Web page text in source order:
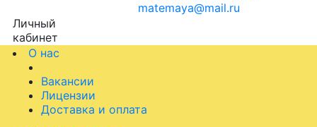
matemaya@mail.ru
Личный
кабинет
О нас
Вакансии
Лицензии
Доставка и оплата